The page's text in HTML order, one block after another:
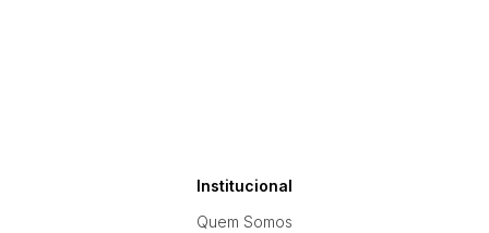
Institucional
Quem Somos